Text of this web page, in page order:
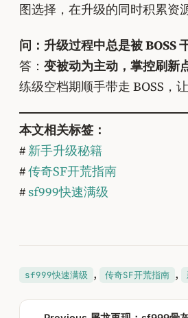
图选择，在升级的同时积累资
问：升级过程中总是被 BOSS
答： 变被动为主动，掌控刷新
练级空档期顺手带走 BOSS，
本文相关标签：
#新手升级秘籍
#传奇SF开荒指南
# sf999快速满级
sf999快速满级 , 传奇SF开荒指南 ,